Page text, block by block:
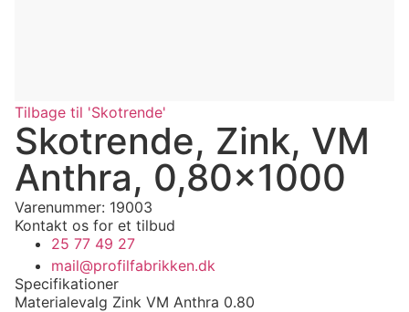
Tilbage til 'Skotrende'
Skotrende, Zink, VM
Anthra, 0,80×1000
Varenummer: 19003
Kontakt os for et tilbud
25 77 49 27
mail@profilfabrikken.dk
Specifikationer
Materialevalg Zink VM Anthra 0.80